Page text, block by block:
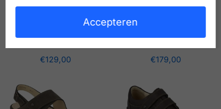
FINN COMFORT sansibar
BLUE K
€129,00
FINN COMFORT nadi
JEANS K
€179,00
Accepteren